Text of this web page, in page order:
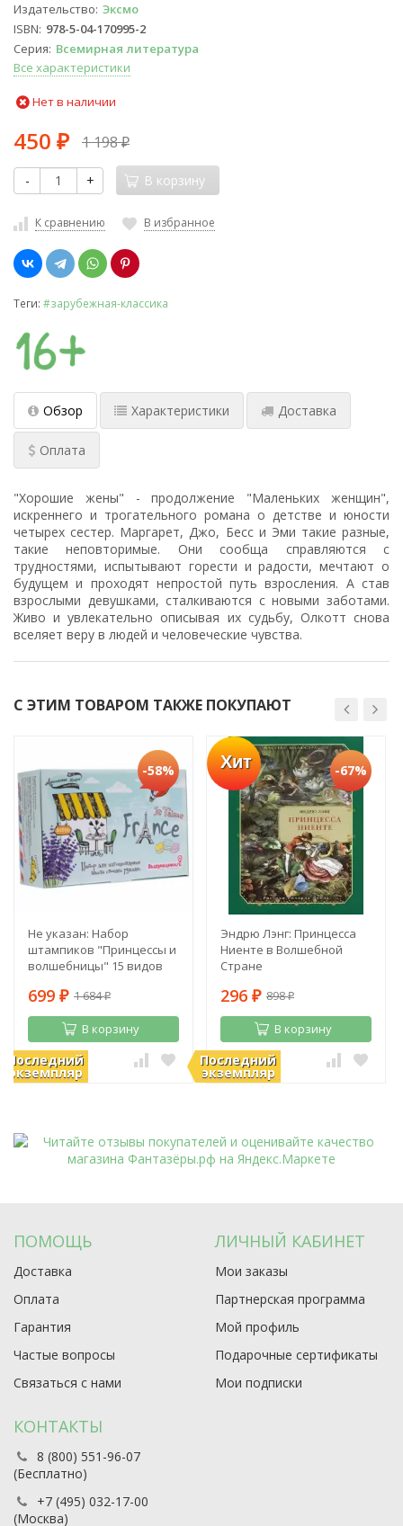
Издательство Эксмо
ISBN 978-5-04-170995-2
Серия Всемирная литература
Все характеристики
Нет в наличии
450 ₽ 1 198₽
- + В корзину
К сравнению В избранное
Теги: #зарубежная-классика
Обзор Характеристики Доставка
Оплата
"Хорошие жены" - продолжение "Маленьких женщин",
искреннего и трогательного романа о детстве и юности
четырех сестер. Маргарет, Джо, Бесс и Эми такие разные,
такие неповторимые. Они сообща справляются с
трудностями, испытывают горести и радости, мечтают о
будущем и проходят непростой путь взросления. А став
взрослыми девушками, сталкиваются с новыми заботами.
Живо и увлекательно описывая их судьбу, Олкотт снова
вселяет веру в людей и человеческие чувства.
С ЭТИМ ТОВАРОМ ТАКЖЕ ПОКУПАЮТ
Последний
экземпляр
-58%
Не указан: Набор
штампиков "Принцессы и
волшебницы" 15 видов
699 ₽ 1 684₽
В корзину
В наличии
Хит
Последний
экземпляр
-67%
Эндрю Лэнг: Принцесса
Ниенте в Волшебной
Стране
296 ₽ 898₽
В корзину
В наличии
ПОМОЩЬ
Доставка
Оплата
Гарантия
Частые вопросы
Связаться с нами
ЛИЧНЫЙ КАБИНЕТ
Мои заказы
Партнерская программа
Мой профиль
Подарочные сертификаты
Мои подписки
КОНТАКТЫ
8 (800) 551-96-07
(Бесплатно)
+7 (495) 032-17-00
(Москва)